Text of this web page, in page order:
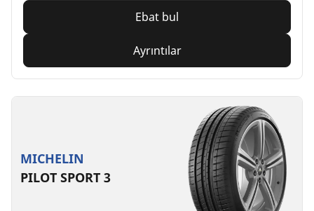
Ebat bul
Ayrıntılar
MICHELIN
PILOT SPORT 3